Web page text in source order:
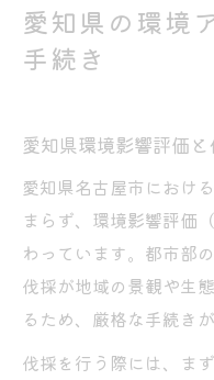
愛知県の環境
手続き
愛知県環境影響評価
愛知県名古屋市におけ
まらず、環境影響評価
わっています。都市部
伐採が地域の景観や生
るため、厳格な手続き
伐採を行う際には、ま